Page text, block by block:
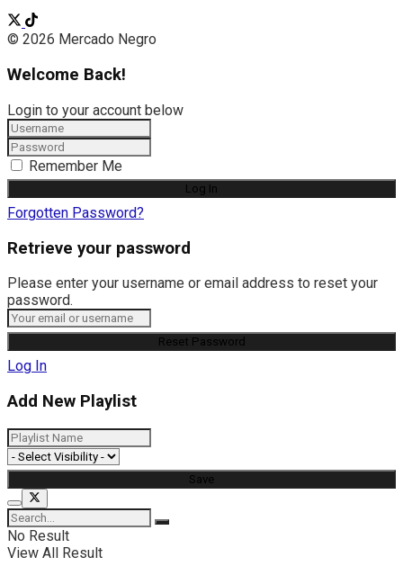
© 2026 Mercado Negro
Welcome Back!
Login to your account below
Remember Me
Forgotten Password?
Retrieve your password
Please enter your username or email address to reset your
password.
Log In
Add New Playlist
No Result
View All Result